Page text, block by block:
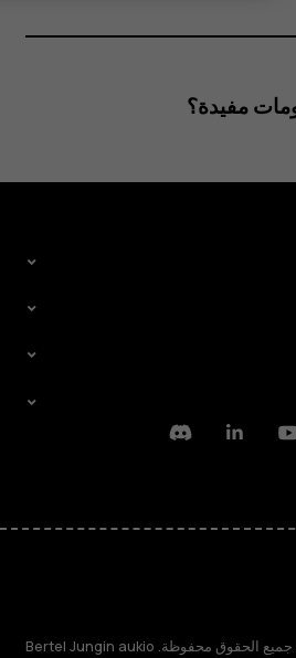
مفيدة؟
Linkedin
Discord
TM و © 2026 HMD Global. جميع الحقوق محفوظة. Bertel Jungin aukio